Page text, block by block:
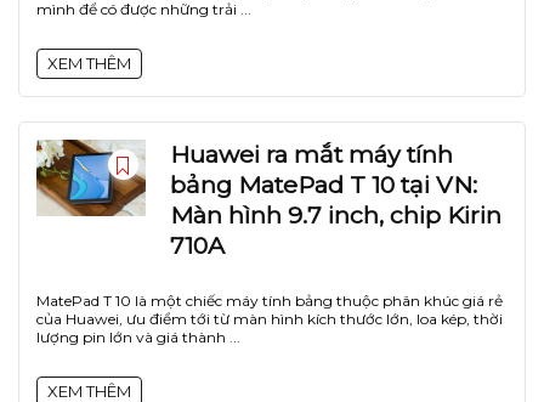
mình để có được những trải ...
XEM THÊM
Huawei ra mắt máy tính
bảng MatePad T 10 tại VN:
Màn hình 9.7 inch, chip Kirin
710A
MatePad T 10 là một chiếc máy tính bảng thuộc phân khúc giá rẻ
của Huawei, ưu điểm tới từ màn hình kích thước lớn, loa kép, thời
lượng pin lớn và giá thành ...
XEM THÊM